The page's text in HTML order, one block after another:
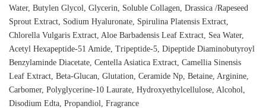
Water, Butylen Glycol, Glycerin, Soluble Collagen, Drassica /Rapeseed
Sprout Extract, Sodium Hyaluronate, Spirulina Platensis Extract,
Chlorella Vulgaris Extract, Aloe Barbadensis Leaf Extract, Sea Water,
Acetyl Hexapeptide-51 Amide, Tripeptide-5, Dipeptide Diaminobutyroyl
Benzylaminde Diacetate, Centella Asiatica Extract, Camellia Sinensis
Leaf Extract, Beta-Glucan, Glutation, Ceramide Np, Betaine, Arginine,
Carbomer, Polyglycerine-10 Laurate, Hydroxyethylcellulose, Alcohol,
Disodium Edta, Propandiol, Fragrance